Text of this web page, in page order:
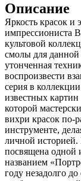
Описание
Яркость красок и
импрессиониста
культовой
смолы для данной
утонченная
воспроизвести
серия в
известных картин
которой
вихри красок по-
инструменте,
личной историей.
посвящена одной
названием
году незадолго